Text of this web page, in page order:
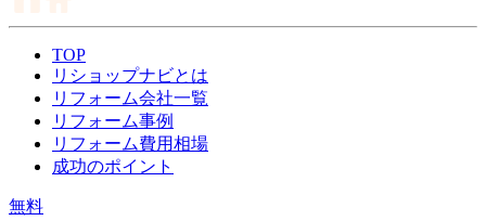
TOP
リショップナビとは
リフォーム会社一覧
リフォーム事例
リフォーム費用相場
成功のポイント
無料